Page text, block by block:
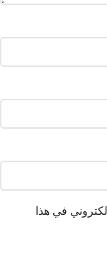
في هذا